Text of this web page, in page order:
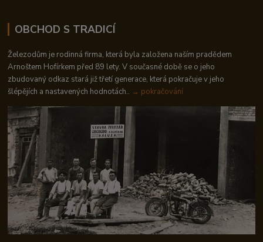
OBCHOD S TRADICÍ
Železodům je rodinná firma, která byla založena naším pradědem
Arnoštem Hofírkem před 89 lety. V současné době se o jeho
zbudovaný odkaz stará již třetí generace, která pokračuje v jeho
šlépějích a nastavených hodnotách.. → pokračování